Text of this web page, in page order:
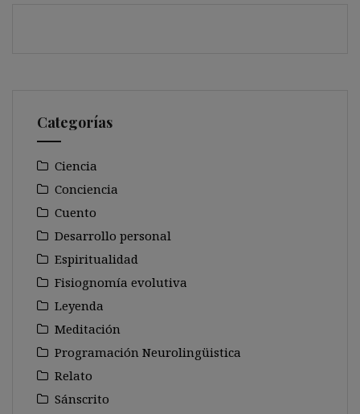
Categorías
Ciencia
Conciencia
Cuento
Desarrollo personal
Espiritualidad
Fisiognomía evolutiva
Leyenda
Meditación
Programación Neurolingüistica
Relato
Sánscrito